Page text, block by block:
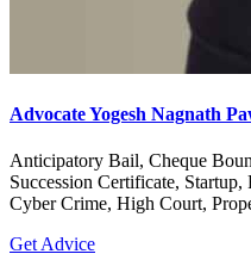
Advocate Yogesh Nagnath
Anticipatory Bail, Cheque
Succession Certificate,
Cyber Crime, High Court,
Get Advice